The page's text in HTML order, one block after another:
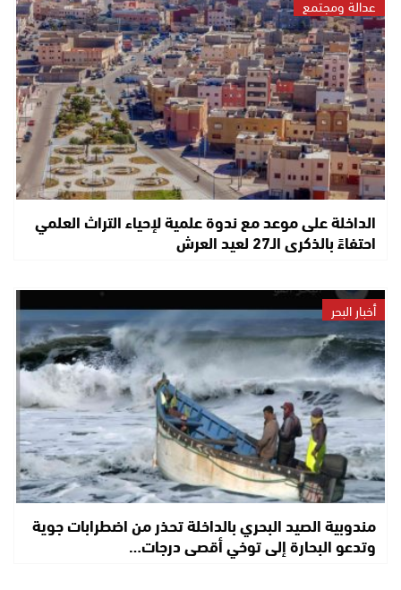
عدالة ومجتمع
الداخلة على موعد مع ندوة علمية لإحياء التراث العلمي
احتفاءً بالذكرى الـ27 لعيد العرش
أخبار البحر
مندوبية الصيد البحري بالداخلة تحذر من اضطرابات جوية
وتدعو البحارة إلى توخي أقصى درجات…